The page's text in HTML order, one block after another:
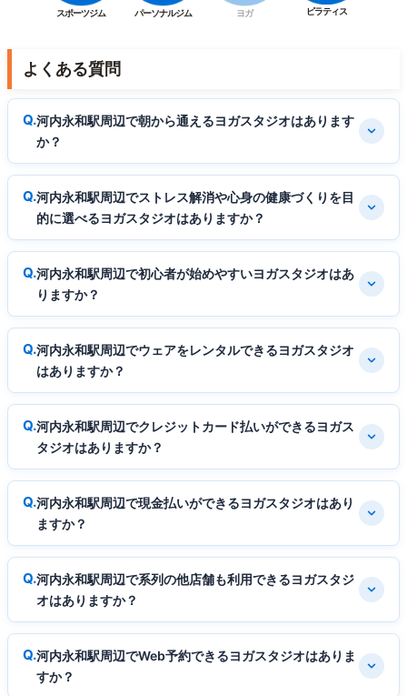
スポーツジム パーソナルジム ヨガ ピラティス
よくある質問
河内永和駅周辺で朝から通えるヨガスタジオはあります
か？
河内永和駅周辺でストレス解消や心身の健康づくりを目
的に選べるヨガスタジオはありますか？
河内永和駅周辺で初心者が始めやすいヨガスタジオはあ
りますか？
河内永和駅周辺でウェアをレンタルできるヨガスタジオ
はありますか？
河内永和駅周辺でクレジットカード払いができるヨガス
タジオはありますか？
河内永和駅周辺で現金払いができるヨガスタジオはあり
ますか？
河内永和駅周辺で系列の他店舗も利用できるヨガスタジ
オはありますか？
河内永和駅周辺でWeb予約できるヨガスタジオはありま
すか？